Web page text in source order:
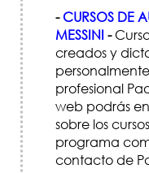
-CURSOS DE
MESSINI -
creados y
profesional
web podrás
sobre los
programa
contacto de